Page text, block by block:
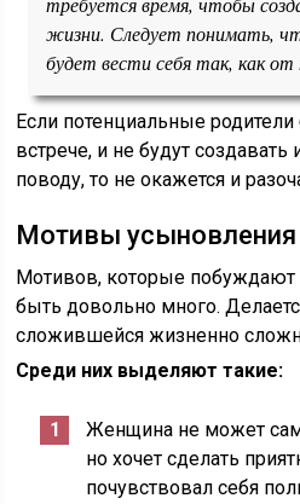
жизни. Следует понимать,
будет вести себя так, как
Если потенциальные
встрече, и не будут
поводу, то не окажется и
Мотивы
Мотивов, которые
быть довольно много.
сложившейся жизненно
Среди них выделяют такие:
Женщина не может
но хочет сделать
почувствовал себя